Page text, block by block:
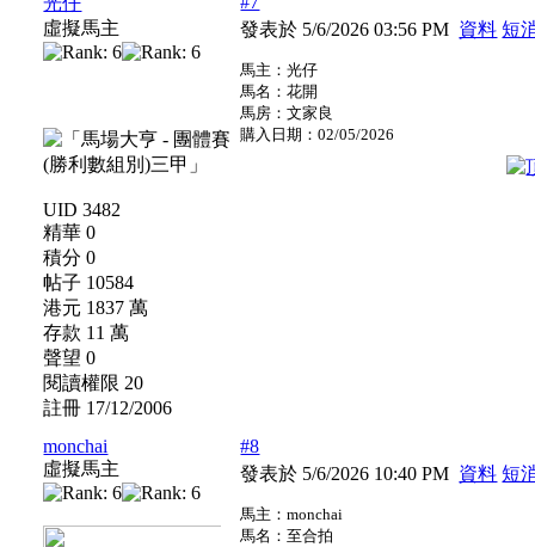
虛擬馬主
UID 3482
精華 0
積分 0
帖子 10584
港元 1837 萬
存款 11 萬
聲望 0
閱讀權限 20
註冊 17/12/2006
發表於 5/6/2026 03:56 PM 資料 短
馬主：光仔
馬名：花開
馬房：文家良
購入日期：02/05/2026
monchai
虛擬馬主
#8
發表於 5/6/2026 10:40 PM 資料 短
馬主：monchai
馬名：至合拍